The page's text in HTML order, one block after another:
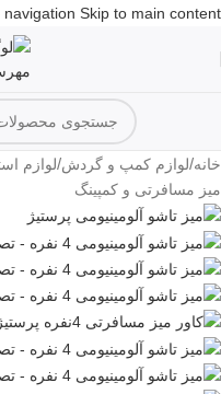
navigation Skip to main content
خانه/لوازم کمپ و گردش/لوازم
میز مسافرتی و کمپینگ